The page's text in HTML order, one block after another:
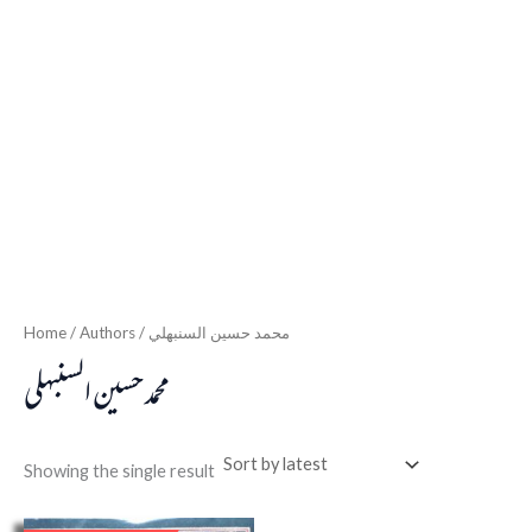
Home / Authors / محمد حسين السنبهلي
محمد حسين السنبهلي
Showing the single result
Original
Current